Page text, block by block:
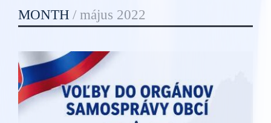
MONTH / május 2022